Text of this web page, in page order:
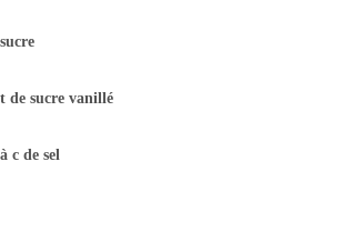
de sucre vanillé
c de sel